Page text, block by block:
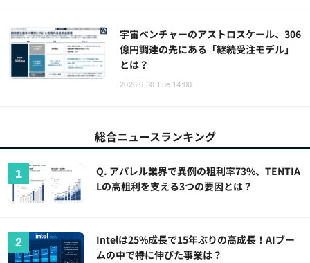
宇宙ベンチャーのアストロスケール、306
億円調達の先にある「継続受注モデル」
とは？
2026.6.30 Tue 14:00
総合ニュースランキング
Q. アパレル業界で異例の粗利率73%、TENTIA
Lの高粗利を支える3つの要因とは？
Intelは25%成長で15年ぶりの高成長！AIブー
ムの中で特に伸びた事業は？